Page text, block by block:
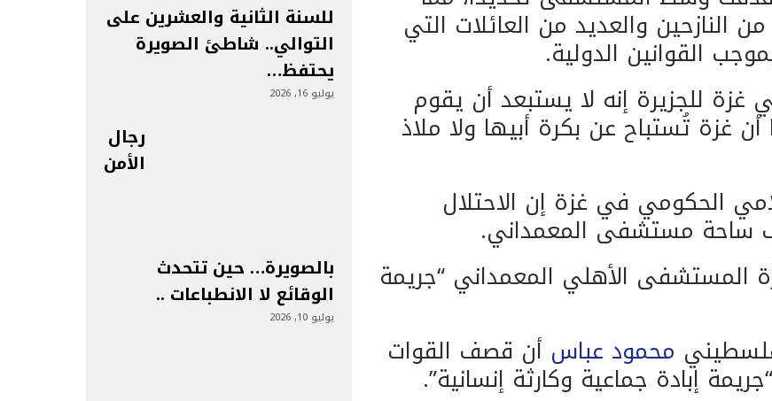
والعديد من العائلات التي
القوانين الدولية.
للجزيرة إنه لا يستبعد أن يقوم
غزة تُستباح عن بكرة أبيها ولا ملاذ
الحكومي في غزة إن الاحتلال
ساحة مستشفى المعمداني.
المستشفى الأهلي المعمداني “جريمة
محمود عباس أن قصف القوات
إبادة جماعية وكارثة إنسانية”.
للسنة الثانية والعشرين على
التوالي.. شاطئ الصويرة
يحتفظ…
يوليو 16, 2026
رجال
الأمن
بالصويرة… حين تتحدث
الوقائع لا الانطباعات ..
يوليو 10, 2026